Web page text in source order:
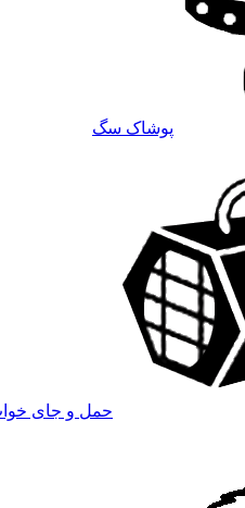
پوشاک سگ
حمل و جای